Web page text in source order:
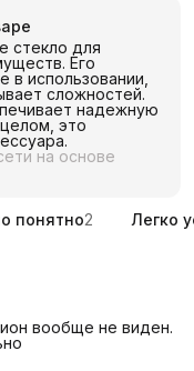
1
стекло для
Его
в использовании,
сложностей.
надежную
это
на основе
понятно2
Легко
вообще не виден.